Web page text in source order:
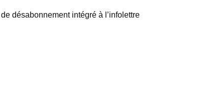
désabonnement intégré à l’infolettre